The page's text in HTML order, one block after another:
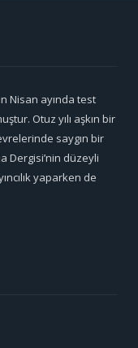
Nisan ayında test
Otuz yılı aşkın bir
saygın bir
Dergisi’nin düzeyli
yaparken de